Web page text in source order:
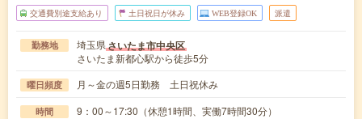
交通費別途支給あり 土日祝日が休み WEB登録OK 派遣
勤務地 埼玉県さいたま市中央区
さいたま新都心駅から徒歩5分
曜日頻度 月～金の週5日勤務 土日祝休み
時間 9：00～17:30（休憩1時間、実働7時間30分）